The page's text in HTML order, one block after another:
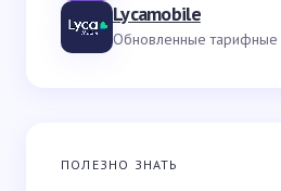
Lycamobile
Обновленные тарифные
ПОЛЕЗНО ЗНАТЬ